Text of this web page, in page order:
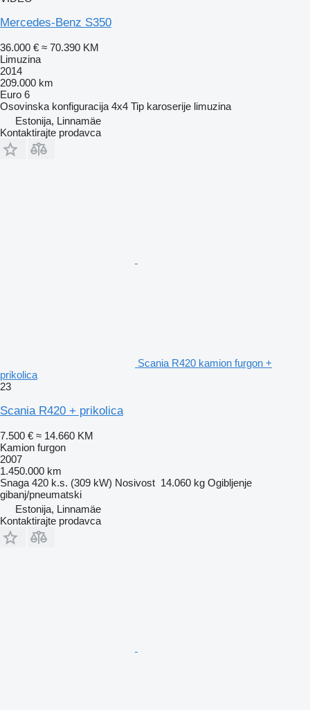
Mercedes-Benz S350
36.000 € ≈ 70.390 KM
Limuzina
2014
209.000 km
Euro 6
Osovinska konfiguracija 4x4 Tip karoserije limuzina
Estonija, Linnamäe
Kontaktirajte prodavca
Scania R420 kamion furgon +
prikolica
23
Scania R420 + prikolica
7.500 € ≈ 14.660 KM
Kamion furgon
2007
1.450.000 km
Snaga 420 k.s. (309 kW) Nosivost 14.060 kg Ogibljenje
gibanj/pneumatski
Estonija, Linnamäe
Kontaktirajte prodavca